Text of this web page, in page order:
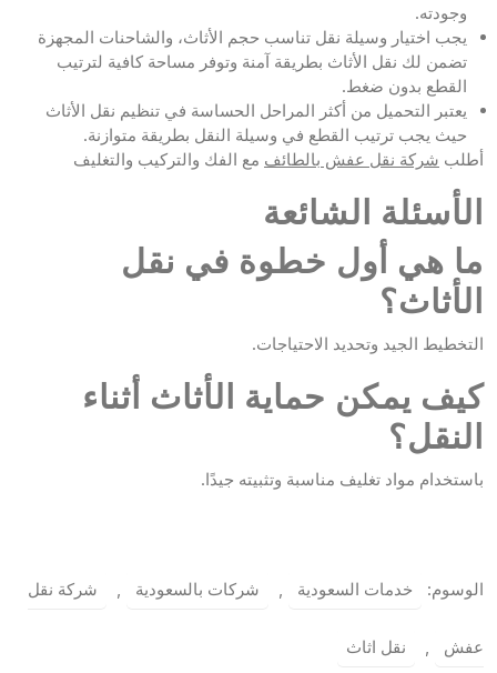
وجودته.
يجب اختيار وسيلة نقل تناسب حجم الأثاث، والشاحنات المجهزة
تضمن لك نقل الأثاث بطريقة آمنة وتوفر مساحة كافية لترتيب
القطع بدون ضغط.
يعتبر التحميل من أكثر المراحل الحساسة في تنظيم نقل الأثاث
حيث يجب ترتيب القطع في وسيلة النقل بطريقة متوازنة.
أطلب شركة نقل عفش بالطائف مع الفك والتركيب والتغليف
الأسئلة الشائعة
ما هي أول خطوة في نقل
الأثاث؟
التخطيط الجيد وتحديد الاحتياجات.
كيف يمكن حماية الأثاث أثناء
النقل؟
باستخدام مواد تغليف مناسبة وتثبيته جيدًا.
الوسوم: خدمات السعودية , شركات بالسعودية , شركة نقل
عفش , نقل اثاث